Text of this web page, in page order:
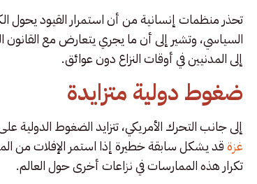
تحذر منظمات إنسانية من أن استمرار القيود
السياسي، وتشير إلى أن ما يجري يتعارض مع
إلى المدنيين في أوقات النزاع دون عوائق.
ضغوط دولية متزايدة
إلى جانب التحرك الأمريكي، تتزايد الضغوط
غزةقد يشكل سابقة خطيرة إذا استمر الإفلات من
تكرار هذه الممارسات في نزاعات أخرى حول العالم.